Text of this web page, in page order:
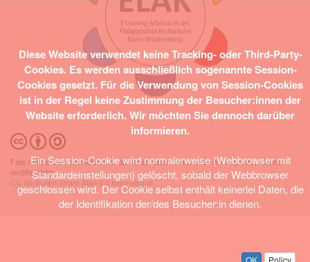
Falls nicht anders bezeichnet, ist der Inhalt dieses Wikis unter der folgenden Lizenz
veröffentlicht:
CC Attribution-Share Alike 4.0 International
Diese Website verwendet keine Tracking- oder Third-Party-
Cookies. Es werden ausschließlich sogenannte Session-
Cookies gesetzt. Für die Verwendung von Session-Cookies
ist in der Regel keine Zustimmung der Besucher:innen der
Website erforderlich. Wir möchten Sie dennoch darüber
informieren.
Ein Session-Cookie wird normalerweise (Webbrowser mit
Standardeinstellungen) gelöscht, sobald der Webbrowser
geschlossen wird. Der Cookie selbst enthält keinerlei Daten, die
der Identifikation der/des Besucher:in dienen.
OK Policy